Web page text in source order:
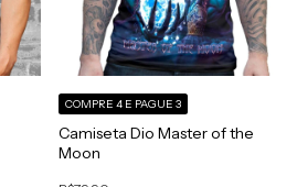
Camiseta Dio Master of the
Moon
COMPRE 4 E PAGUE 3